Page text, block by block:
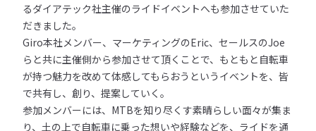
るダイアテック社主催のライドイベントへも参加させていた
だきました。
Giro本社メンバー、マーケティングのEric、セールスのJoe
らと共に主催側から参加させて頂くことで、もともと自転車
が持つ魅力を改めて体感してもらおうというイベントを、皆
で共有し、創り、提案していく。
参加メンバーには、MTBを知り尽くす素晴らしい面々が集ま
り、土の上で自転車に乗った想いや経験などを、ライドを通